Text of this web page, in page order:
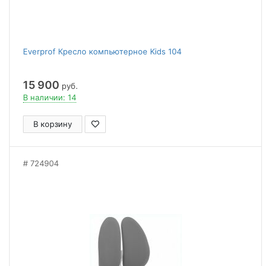
Everprof Кресло компьютерное Kids 104
15 900 руб.
В наличии: 14
В корзину
724904